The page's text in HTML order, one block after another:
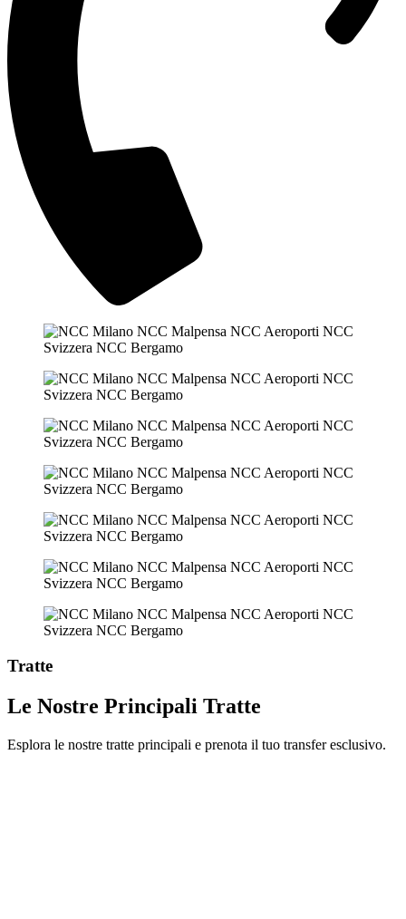
Tratte
Le Nostre Principali Tratte
Esplora le nostre tratte principali e prenota il tuo transfer esclusivo.